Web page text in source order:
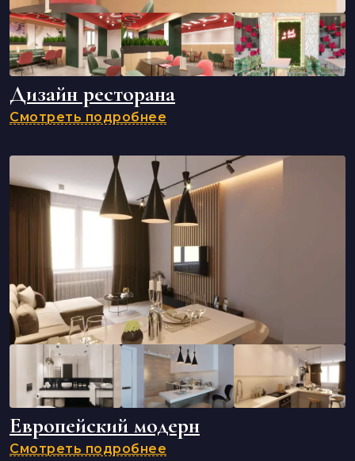
Дизайн ресторана
Смотреть подробнее
Европейский модерн
Смотреть подробнее